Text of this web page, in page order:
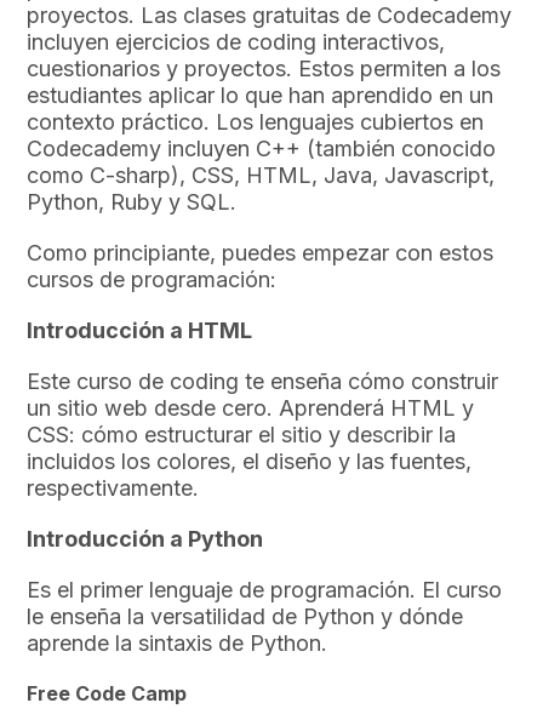
proyectos. Las clases gratuitas de Codecademy
incluyen ejercicios de coding interactivos,
cuestionarios y proyectos. Estos permiten a los
estudiantes aplicar lo que han aprendido en un
contexto práctico. Los lenguajes cubiertos en
Codecademy incluyen C++ (también conocido
como C-sharp), CSS, HTML, Java, Javascript,
Python, Ruby y SQL.
Como principiante, puedes empezar con estos
cursos de programación:
Introducción a HTML
Este curso de coding te enseña cómo construir
un sitio web desde cero. Aprenderá HTML y
CSS: cómo estructurar el sitio y describir la
incluidos los colores, el diseño y las fuentes,
respectivamente.
Introducción a Python
Es el primer lenguaje de programación. El curso
le enseña la versatilidad de Python y dónde
aprende la sintaxis de Python.
Free Code Camp